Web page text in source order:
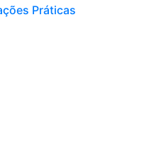
Práticas